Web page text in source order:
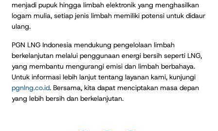
menjadi pupuk hingga limbah elektronik yang menghasilkan
logam mulia, setiap jenis limbah memiliki potensi untuk didaur
ulang.
PGN LNG Indonesia mendukung pengelolaan limbah
berkelanjutan melalui penggunaan energi bersih seperti LNG,
yang membantu mengurangi emisi dan limbah berbahaya.
Untuk informasi lebih lanjut tentang layanan kami, kunjungi
pgnlng.co.id. Bersama, kita dapat menciptakan masa depan
yang lebih bersih dan berkelanjutan.